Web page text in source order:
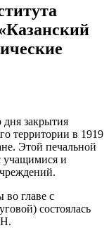
дня закрытия
территории в 1919
Этой печальной
учащимися и
во главе с
состоялась